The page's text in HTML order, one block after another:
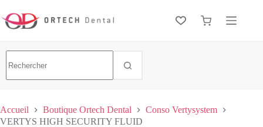
Accueil Boutique Ortech Dental
Conso Vertysystem
VERTYS HIGH SECURITY FLUID